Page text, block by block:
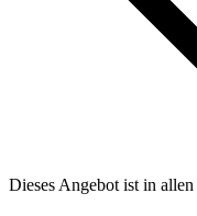
Dieses Angebot ist in allen